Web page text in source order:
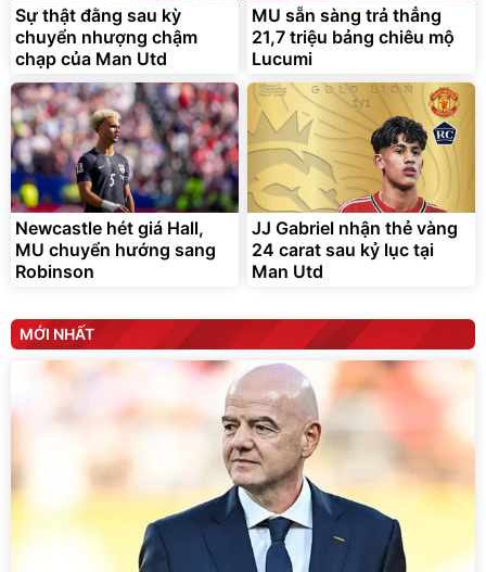
295.000đ
Đã bán nhiều
Sự thật đằng sau kỳ
chuyển nhượng chậm
chạp của Man Utd
MU sẵn sàng trả thẳng
21,7 triệu bảng chiêu mộ
Lucumi
Newcastle hét giá Hall,
MU chuyển hướng sang
Robinson
JJ Gabriel nhận thẻ vàng
24 carat sau kỷ lục tại
Man Utd
MỚI NHẤT